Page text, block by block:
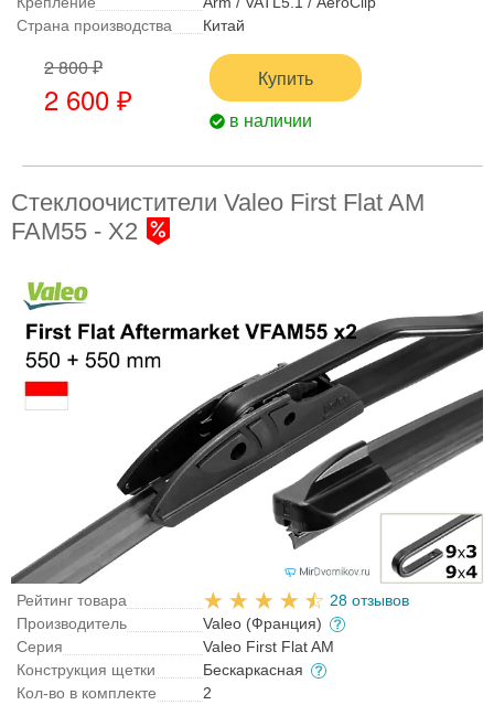
Страна производства
Китай
2 800 ₽
2 600 ₽
Купить
в наличии
Стеклоочистители Valeo First Flat AM
FAM55 - X2
Рейтинг товара
28 отзывов
Производитель
Valeo (Франция)
Серия
Valeo First Flat AM
Конструкция щетки
Бескаркасная
Кол-во в комплекте
2